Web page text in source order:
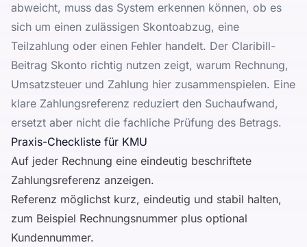
abweicht, muss das System erkennen können, ob es
sich um einen zulässigen Skontoabzug, eine
Teilzahlung oder einen Fehler handelt. Der Claribill-
Beitrag Skonto richtig nutzen zeigt, warum Rechnung,
Umsatzsteuer und Zahlung hier zusammenspielen. Eine
klare Zahlungsreferenz reduziert den Suchaufwand,
ersetzt aber nicht die fachliche Prüfung des Betrags.
Praxis-Checkliste für KMU
Auf jeder Rechnung eine eindeutig beschriftete
Zahlungsreferenz anzeigen.
Referenz möglichst kurz, eindeutig und stabil halten,
zum Beispiel Rechnungsnummer plus optional
Kundennummer.